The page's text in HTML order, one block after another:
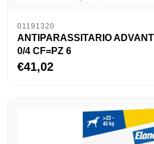
01191320
ANTIPARASSITARIO
0/4 CF=PZ 6
€41,02